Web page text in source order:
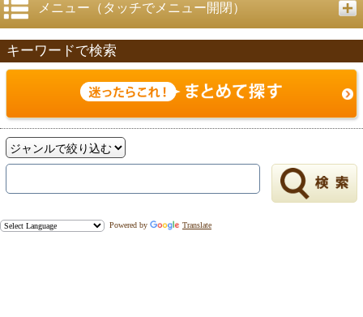
メニュー（タッチでメニュー開閉）
キーワードで検索
Powered by Translate